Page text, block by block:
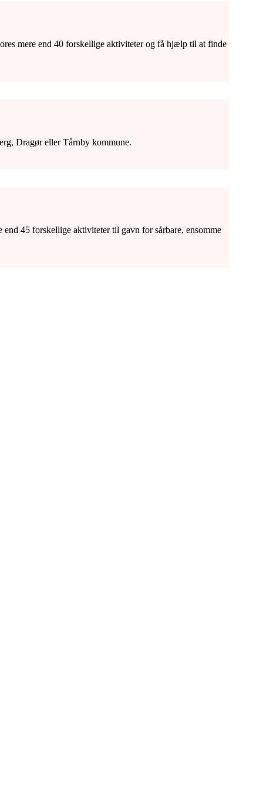
mere end 40 forskellige aktiviteter og få hjælp til at finde
Dragør eller Tårnby kommune.
45 forskellige aktiviteter til gavn for sårbare, ensomme